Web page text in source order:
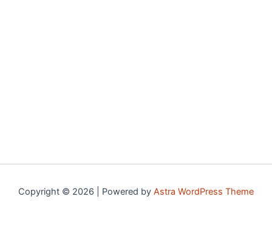
Copyright © 2026 | Powered by Astra WordPress Theme